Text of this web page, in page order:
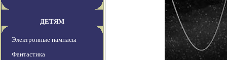
ДЕТЯМ
Электронные пампасы
Фантастика